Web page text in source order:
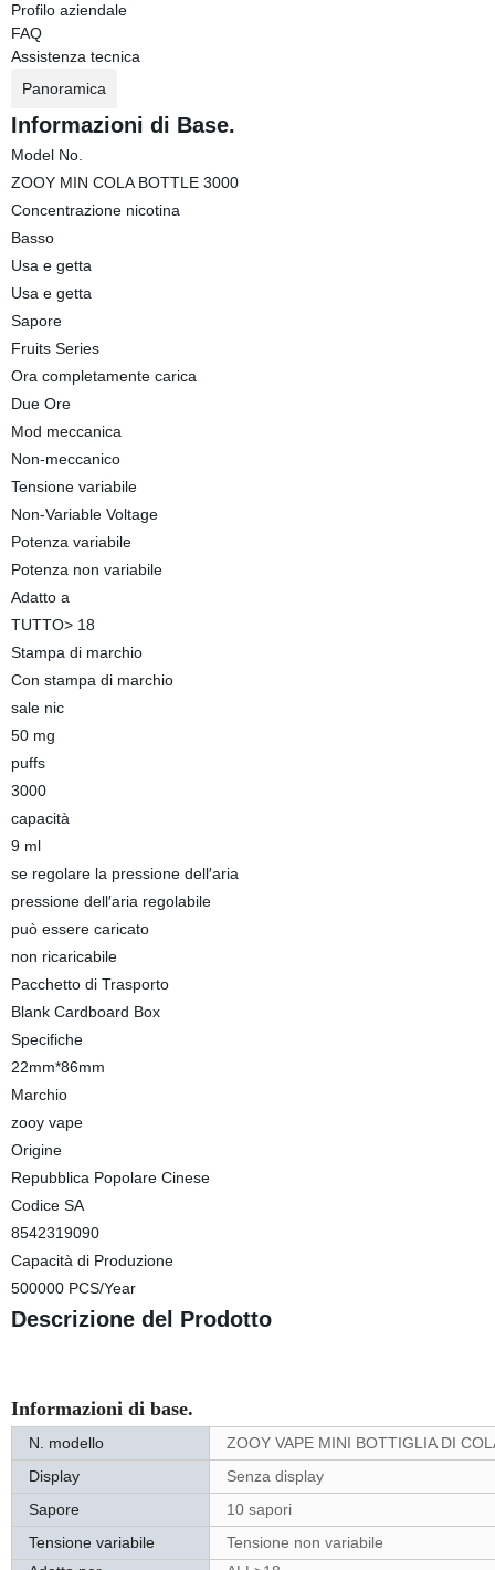
Profilo aziendale
FAQ
Assistenza tecnica
Panoramica
Informazioni di Base.
Model No.
ZOOY MIN COLA BOTTLE 3000
Concentrazione nicotina
Basso
Usa e getta
Usa e getta
Sapore
Fruits Series
Ora completamente carica
Due Ore
Mod meccanica
Non-meccanico
Tensione variabile
Non-Variable Voltage
Potenza variabile
Potenza non variabile
Adatto a
TUTTO> 18
Stampa di marchio
Con stampa di marchio
sale nic
50 mg
puffs
3000
capacità
9 ml
se regolare la pressione dell′aria
pressione dell′aria regolabile
può essere caricato
non ricaricabile
Pacchetto di Trasporto
Blank Cardboard Box
Specifiche
22mm*86mm
Marchio
zooy vape
Origine
Repubblica Popolare Cinese
Codice SA
8542319090
Capacità di Produzione
500000 PCS/Year
Descrizione del Prodotto
Informazioni di base.
N. modello
ZOOY VAPE MINI BOTTIGLIA DI
Display
Senza display
Sapore
10 sapori
Tensione variabile
Tensione non variabile